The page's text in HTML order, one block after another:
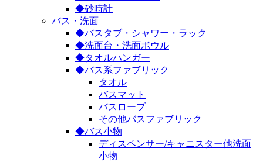
◆砂時計
バス・洗面
◆バスタブ・シャワー・ラック
◆洗面台・洗面ボウル
◆タオルハンガー
◆バス系ファブリック
タオル
バスマット
バスローブ
その他バスファブリック
◆バス小物
ディスペンサー/キャニスター他洗面
小物